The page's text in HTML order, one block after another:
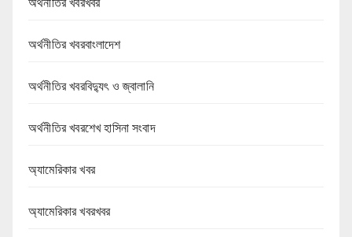
অর্থনীতির খবরখবর
অর্থনীতির খবরবাংলাদেশ
অর্থনীতির খবরবিদ্যুৎ ও জ্বালানি
অর্থনীতির খবরশেখ হাসিনা সংবাদ
অ্যামেরিকার খবর
অ্যামেরিকার খবরখবর